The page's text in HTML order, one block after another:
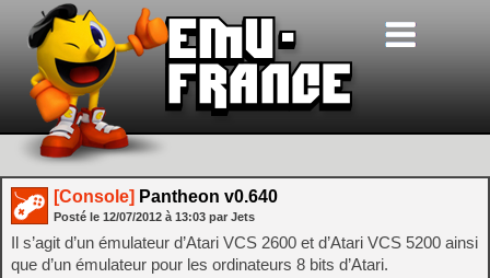
[Console] Pantheon v0.640
Posté le 12/07/2012 à 13:03 par Jets
Il s’agit d’un émulateur d’Atari VCS 2600 et d’Atari VCS 5200 ainsi
que d’un émulateur pour les ordinateurs 8 bits d’Atari.